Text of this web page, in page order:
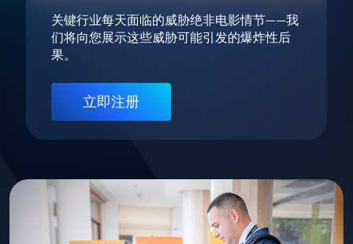
关键行业每天面临的威胁绝非电影情节——我
们将向您展示这些威胁可能引发的爆炸性后
果。
立即注册